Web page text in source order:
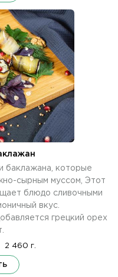
баклажана, которые
сырным муссом, Этот
блюдо сливочными
вкус.
грецкий орех
2 460 г.